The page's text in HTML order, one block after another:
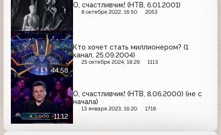
О, счастливчик! (НТВ, 6.01.2001)
8 октября 2022, 16:50 2053
44:58
Кто хочет стать миллионером? (1
канал, 25.09.2004)
25 октября 2024, 18:29 1113
11:12
О, счастливчик! (НТВ, 8.06.2000) (не с
начала)
13 января 2023, 16:20 1718